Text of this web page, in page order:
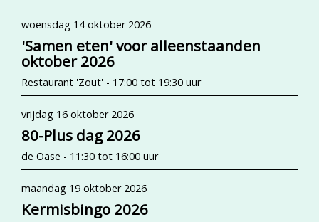
woensdag 14 oktober 2026
'Samen eten' voor alleenstaanden
oktober 2026
Restaurant 'Zout' - 17:00 tot 19:30 uur
vrijdag 16 oktober 2026
80-Plus dag 2026
de Oase - 11:30 tot 16:00 uur
maandag 19 oktober 2026
Kermisbingo 2026